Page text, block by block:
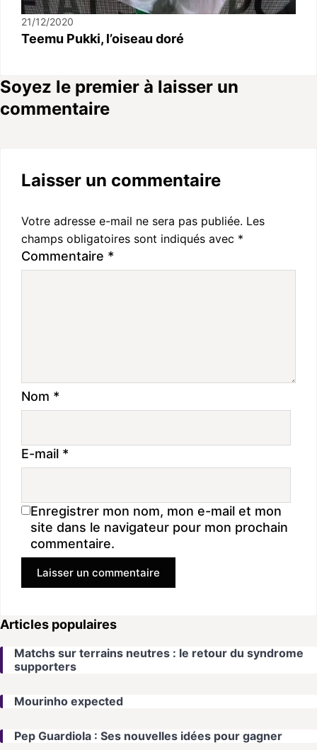
21/12/2020
Teemu Pukki, l’oiseau doré
Soyez le premier à laisser un
commentaire
Laisser un commentaire
Votre adresse e-mail ne sera pas publiée. Les
champs obligatoires sont indiqués avec *
Commentaire *
Nom *
E-mail *
Enregistrer mon nom, mon e-mail et mon
site dans le navigateur pour mon prochain
commentaire.
Articles populaires
Matchs sur terrains neutres : le retour du syndrome
supporters
Mourinho expected
Pep Guardiola : Ses nouvelles idées pour gagner